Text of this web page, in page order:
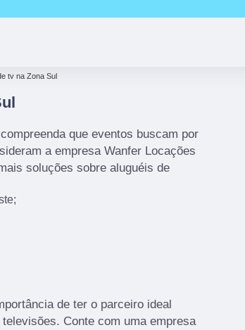
tv na Zona Sul
que eventos buscam por
a empresa Wanfer Locações
soluções sobre aluguéis de
de ter o parceiro ideal
Conte com uma empresa